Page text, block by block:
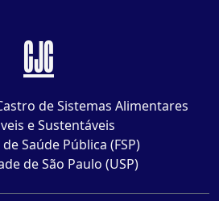
CJC
de Sistemas Alimentares
e Sustentáveis
Saúde Pública (FSP)
de São Paulo (USP)